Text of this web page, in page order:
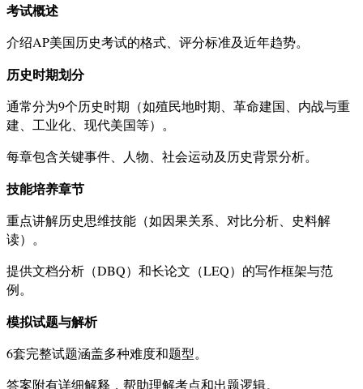
考试概述
介绍AP美国历史考试的格式、评分标准及近年趋势。
历史时期划分
通常分为9个历史时期（如殖民地时期、革命建国、内战与重
建、工业化、现代美国等）。
每章包含关键事件、人物、社会运动及历史背景分析。
技能培养章节
重点讲解历史思维技能（如因果关系、对比分析、史料解
读）。
提供文档分析（DBQ）和长论文（LEQ）的写作框架与范
例。
模拟试题与解析
6套完整试题涵盖多种难度和题型。
答案附有详细解释，帮助理解考点和出题逻辑。